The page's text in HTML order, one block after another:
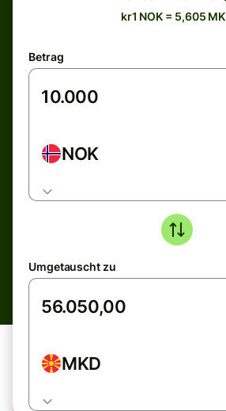
kr1 NOK = 5,605
Betrag
NOK
Umgetauscht zu
MKD